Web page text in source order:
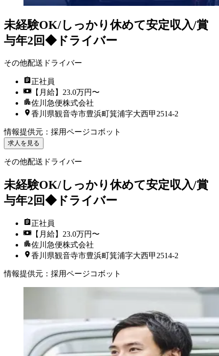
未経験OK/しっかり休めて安定収入/賞
与年2回◆ドライバー
その他配送ドライバー
正社員
【月給】23.0万円〜
佐川急便株式会社
香川県観音寺市豊浜町箕浦字大西甲2514-2
情報提供元 ： 採用ページコボット
求人を見る
その他配送ドライバー
未経験OK/しっかり休めて安定収入/賞
与年2回◆ドライバー
正社員
【月給】23.0万円〜
佐川急便株式会社
香川県観音寺市豊浜町箕浦字大西甲2514-2
情報提供元 ： 採用ページコボット